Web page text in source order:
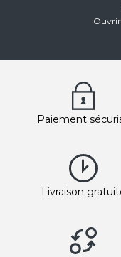
Ouvrir
Paiement
Livraison